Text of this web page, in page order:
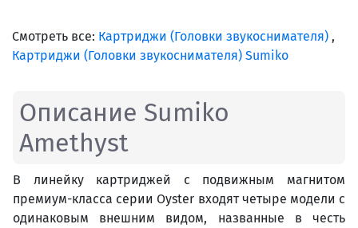
Смотреть все: Картриджи (Головки звукоснимателя) ,
Картриджи (Головки звукоснимателя) Sumiko
Описание Sumiko
Amethyst
В линейку картриджей с подвижным магнитом
премиум-класса серии Oyster входят четыре модели с
одинаковым внешним видом, названные в честь